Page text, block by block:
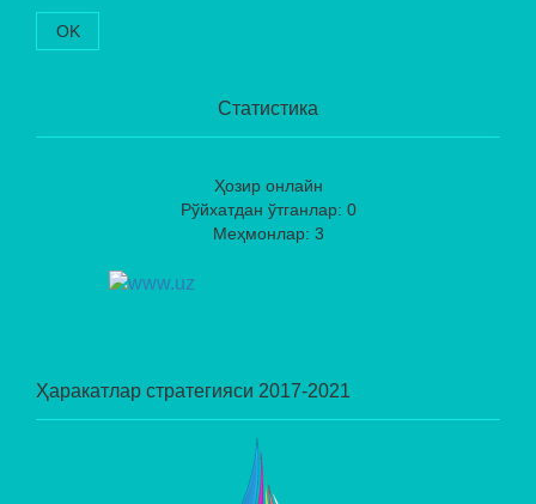
OK
Статистика
Ҳозир онлайн
Рўйхатдан ўтганлар: 0
Меҳмонлар: 3
Ҳаракатлар стратегияси 2017-2021